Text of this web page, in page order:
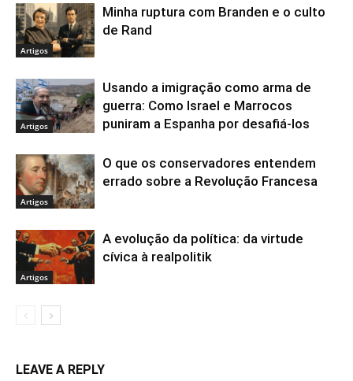
Artigos
Minha ruptura com Branden e o culto
de Rand
Artigos
Usando a imigração como arma de
guerra: Como Israel e Marrocos
puniram a Espanha por desafiá-los
Artigos
O que os conservadores entendem
errado sobre a Revolução Francesa
Artigos
A evolução da política: da virtude
cívica à realpolitik
LEAVE A REPLY